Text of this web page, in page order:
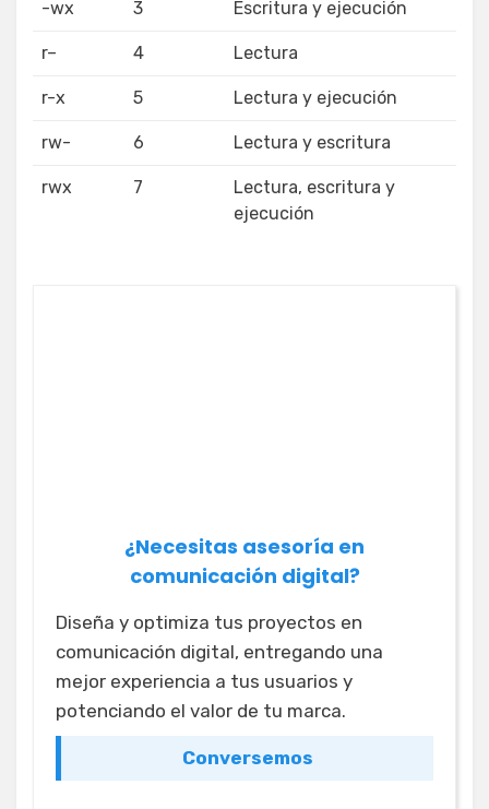
-wx 3 Escritura y ejecución
r– 4 Lectura
r-x 5 Lectura y ejecución
rw- 6 Lectura y escritura
rwx 7
Lectura, escritura y
ejecución
¿Necesitas asesoría en
comunicación digital?
Diseña y optimiza tus proyectos en
comunicación digital, entregando una
mejor experiencia a tus usuarios y
potenciando el valor de tu marca.
Conversemos